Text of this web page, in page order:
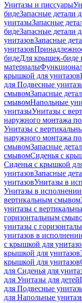
Унитазы и писсуары
бидеЗапасные детали
унитазыЗапасные
бидеЗапасные детали
унитазовЗапасные
унитазов
бидеДля крышек-биде
материалы
крышкой для унитазов
для Подвесные
смывомЗапасные
смывомНапольные
унитазыУнитазы с
наружного монтажа
Унитазы с
наружного монтажа
смывомЗапасные
смывомСиденья с
Сиденья с крышкой
унитазовЗапасные
унитазовУнитазы в
Унитазы в
вертикальным смывом
унитазы с
горизонтальным
унитазы с
унитазов в
с крышкой для
крышкой для унитазов
крышкой для унитазов
для Сиденья для
для Унитазы для детей
для Подвесные
для Напольные